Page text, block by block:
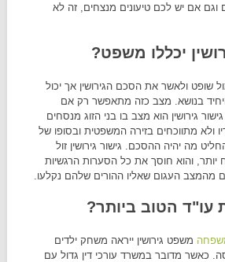
אם יש לכם טיעונים מנצחים, זה לא
יכללו משפט?
שופט ולאשר את הסכם הגירושין אך יכול
היחיד בנושא. מצב כזה מתאפשר רק אם
גירושין הוא מצב בו בני הזוג מנסחים
ולא מתווכחים בזירה המשפטית ובסופו של
מה יהיה ההסכם. גישור גירושין זול
יותר, והוא חוסך את כל הסערות הרגשיות
מהמצב העגום שאליו ההורים שלהם נקלעו.
עו"ד הטוב ביותר?
משפט גירושין ייראה משחק ילדים
כאשר מדובר במשרד עורכי דין גדול עם